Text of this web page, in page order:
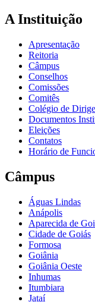
A Instituição
Apresentação
Reitoria
Câmpus
Conselhos
Comissões
Comitês
Colégio de
Documentos
Eleições
Contatos
Horário de
Câmpus
Águas Lindas
Anápolis
Aparecida de
Cidade de Goiás
Formosa
Goiânia
Goiânia Oeste
Inhumas
Itumbiara
Jataí